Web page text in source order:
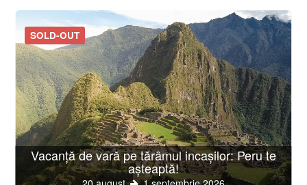
SOLD-OUT
Vacanță de vară pe tărâmul incașilor: Peru te
așteaptă!